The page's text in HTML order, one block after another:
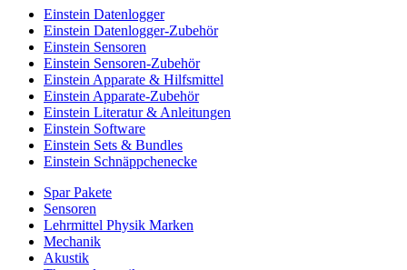
Einstein Datenlogger
Einstein Datenlogger-Zubehör
Einstein Sensoren
Einstein Sensoren-Zubehör
Einstein Apparate & Hilfsmittel
Einstein Apparate-Zubehör
Einstein Literatur & Anleitungen
Einstein Software
Einstein Sets & Bundles
Einstein Schnäppchenecke
Spar Pakete
Sensoren
Lehrmittel Physik Marken
Mechanik
Akustik